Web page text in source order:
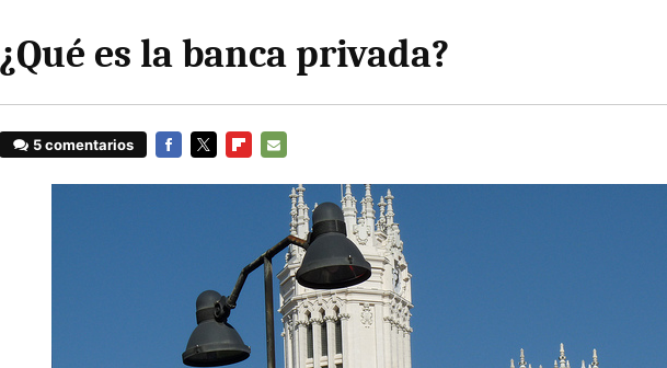
¿Qué es la banca privada?
5 comentarios
MAIL